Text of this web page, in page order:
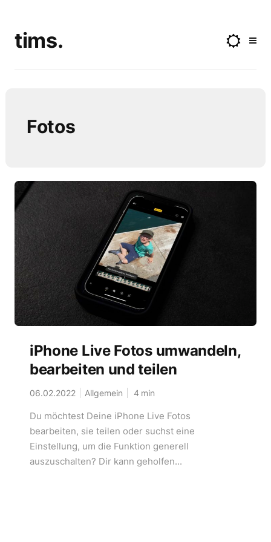
tims.
Fotos
iPhone Live Fotos umwandeln,
bearbeiten und teilen
06.02.2022 Allgemein 4 min
Du möchtest Deine iPhone Live Fotos
bearbeiten, sie teilen oder suchst eine
Einstellung, um die Funktion generell
auszuschalten? Dir kann geholfen...